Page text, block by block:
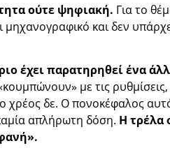
ούτε ψηφιακή. Για το
και δεν
έχει παρατηρηθεί ένα
με τις
χρέος δε. Ο πονοκέφαλος
απλήρωτη δόση. Η τρέλα